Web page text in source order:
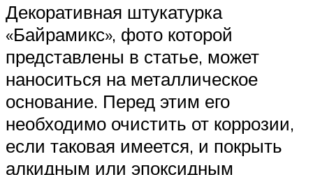
Декоративная штукатурка
«Байрамикс», фото которой
представлены в статье, может
наноситься на металлическое
основание. Перед этим его
необходимо очистить от коррозии,
если таковая имеется, и покрыть
алкидным или эпоксидным